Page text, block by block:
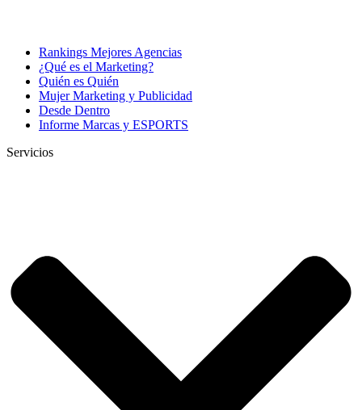
Rankings Mejores Agencias
¿Qué es el Marketing?
Quién es Quién
Mujer Marketing y Publicidad
Desde Dentro
Informe Marcas y ESPORTS
Servicios